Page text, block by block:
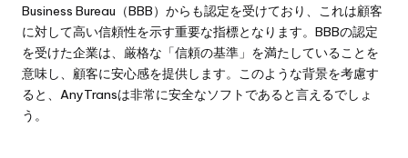
Business Bureau（BBB）からも認定を受けており、これは顧客
に対して高い信頼性を示す重要な指標となります。BBBの認定
を受けた企業は、厳格な「信頼の基準」を満たしていることを
意味し、顧客に安心感を提供します。このような背景を考慮す
ると、AnyTransは非常に安全なソフトであると言えるでしょ
う。